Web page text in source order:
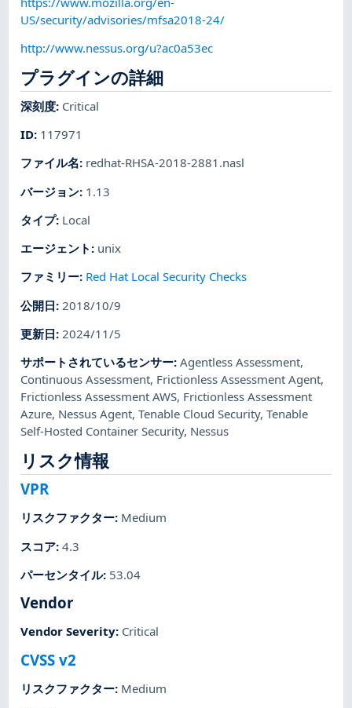
US/security/advisories/mfsa2018-24/
http://www.nessus.org/u?ac0a53ec
プラグインの詳細
深刻度: Critical
ID: 117971
ファイル名: redhat-RHSA-2018-2881.nasl
バージョン: 1.13
タイプ: Local
エージェント : unix
ファミリー: Red Hat Local Security Checks
公開日: 2018/10/9
更新日: 2024/11/5
サポートされているセンサー:Agentless Assessment,
Continuous Assessment, Frictionless Assessment Agent,
Frictionless Assessment AWS, Frictionless Assessment
Azure, Nessus Agent,Tenable Cloud Security,Tenable
Self-Hosted Container Security, Nessus
リスク情報
VPR
リスクファクター: Medium
スコア:4.3
パーセンタイル: 53.04
Vendor
Vendor Severity: Critical
CVSS v2
リスクファクター: Medium